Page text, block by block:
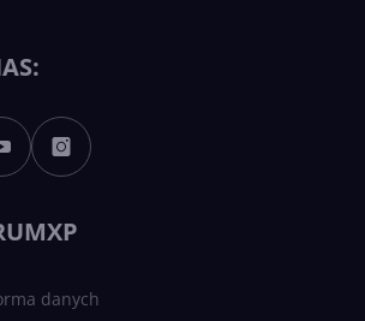
Sztuczna inteligencja po
polsku. Dość barier
danych